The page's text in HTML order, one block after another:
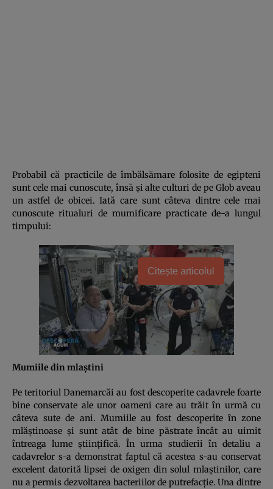
Probabil că practicile de îmbălsămare folosite de egipteni
sunt cele mai cunoscute, însă şi alte culturi de pe Glob aveau
un astfel de obicei. Iată care sunt câteva dintre cele mai
cunoscute ritualuri de mumificare practicate de-a lungul
timpului:
Citește articolul
Mumiile din mlaştini
Pe teritoriul Danemarcăi au fost descoperite cadavrele foarte
bine conservate ale unor oameni care au trăit în urmă cu
câteva sute de ani. Mumiile au fost descoperite în zone
mlăştinoase şi sunt atât de bine păstrate încât au uimit
întreaga lume ştiinţifică. În urma studierii în detaliu a
cadavrelor s-a demonstrat faptul că acestea s-au conservat
excelent datorită lipsei de oxigen din solul mlaştinilor, care
nu a permis dezvoltarea bacteriilor de putrefacţie. Una dintre